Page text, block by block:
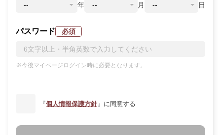
年 月 日
パスワード 必須
※今後マイページログイン時に必要となります。
『個人情報保護方針 』に同意する